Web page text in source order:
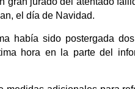
el día de Navidad.
había sido postergada
hora en la parte del